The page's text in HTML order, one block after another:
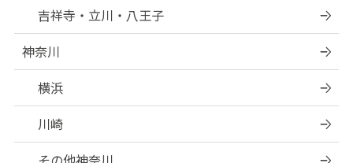
吉祥寺・立川・八王子
神奈川
横浜
川崎